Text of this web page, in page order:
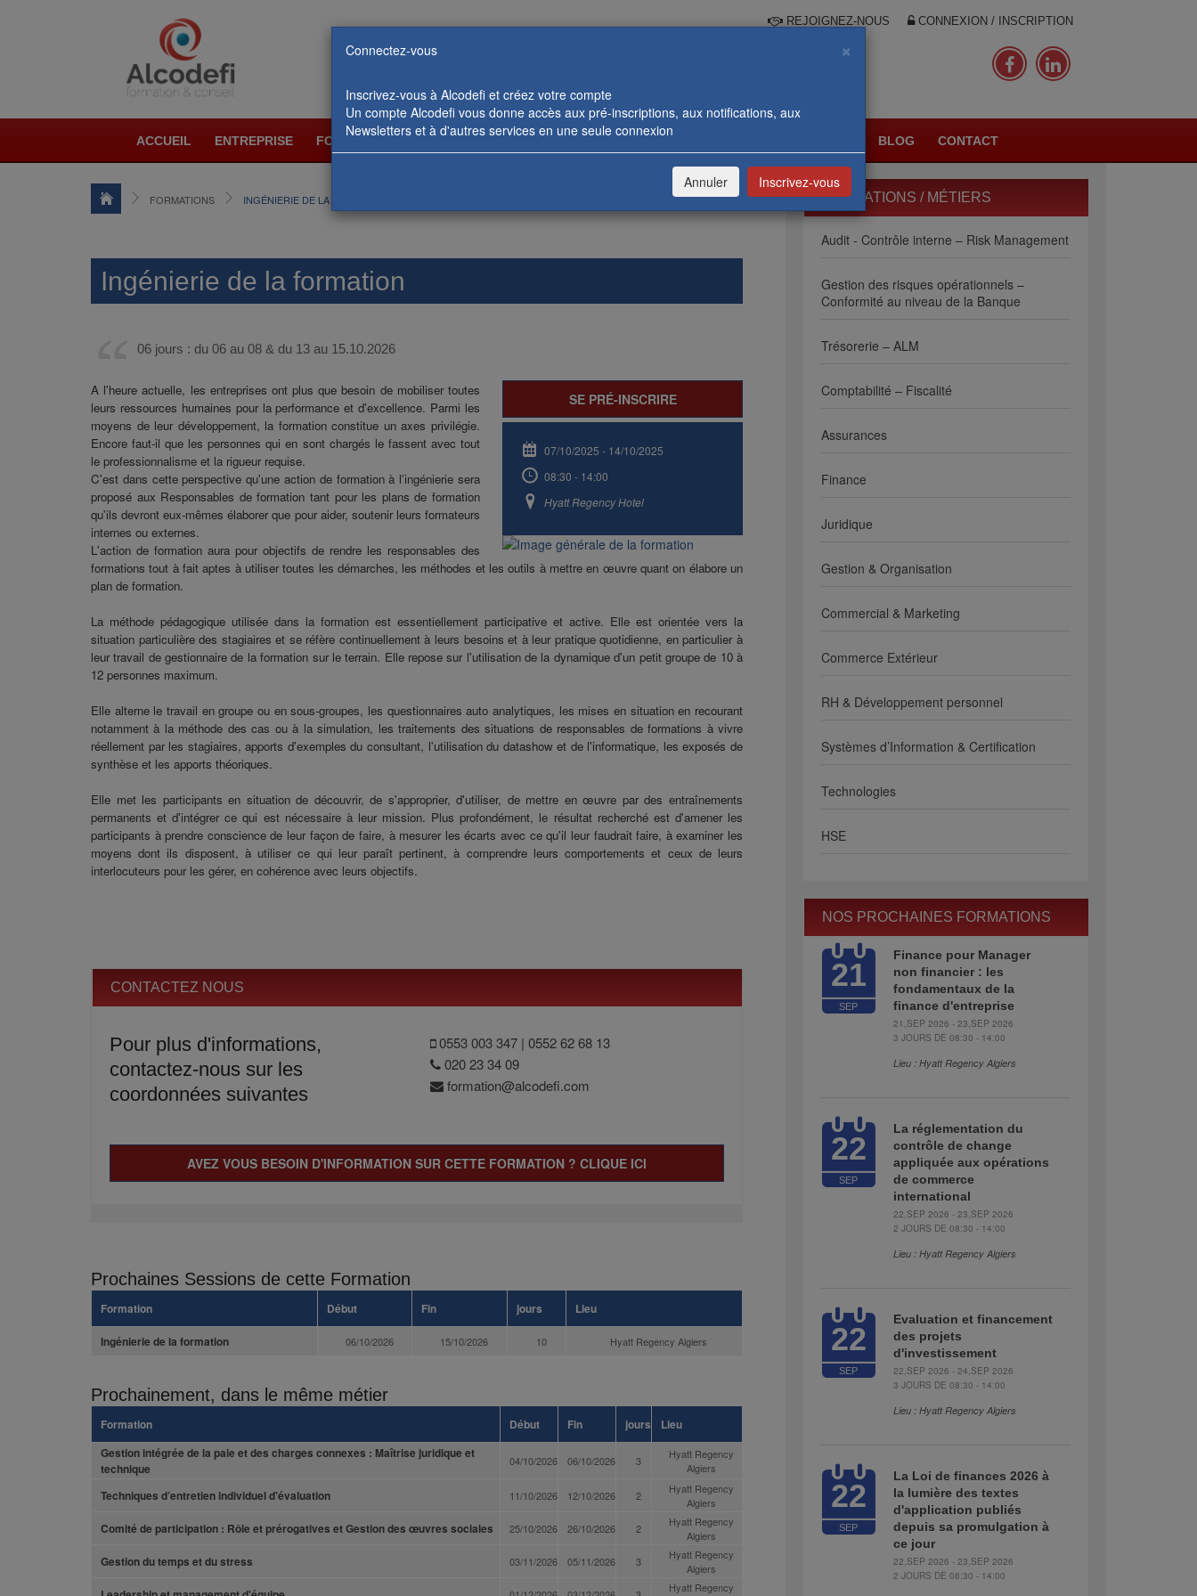
Connectez-vous ×
Inscrivez-vous à Alcodefi et créez votre compte
Un compte Alcodefi vous donne accès aux pré-inscriptions, aux notifications, aux
Newsletters et à d'autres services en une seule connexion
Annuler Inscrivez-vous
REJOIGNEZ-NOUS CONNEXION / INSCRIPTION
ACCUEIL ENTREPRISE FORMATIONS BANCAIRES BLOG CONTACT
FORMATIONS INGÉNIERIE DE LA FORMATION
Ingénierie de la formation
06 jours : du 06 au 08 & du 13 au 15.10.2026
SE PRÉ-INSCRIRE
07/10/2025 - 14/10/2025
08:30 - 14:00
Hyatt Regency Hotel
A l'heure actuelle, les entreprises ont plus que besoin de mobiliser toutes
leurs ressources humaines pour la performance et d'excellence. Parmi les
moyens de leur développement, la formation constitue un axes privilégie.
Encore faut-il que les personnes qui en sont chargés le fassent avec tout
le professionnalisme et la rigueur requise.
C'est dans cette perspective qu'une action de formation à l'ingénierie sera
proposé aux Responsables de formation tant pour les plans de formation
qu'ils devront eux-mêmes élaborer que pour aider, soutenir leurs formateurs
internes ou externes.
L'action de formation aura pour objectifs de rendre les responsables des
formations tout à fait aptes à utiliser toutes les démarches, les méthodes et les outils à mettre en œuvre quant on élabore un
plan de formation.
La méthode pédagogique utilisée dans la formation est essentiellement participative et active. Elle est orientée vers la
situation particulière des stagiaires et se réfère continuellement à leurs besoins et à leur pratique quotidienne, en particulier à
leur travail de gestionnaire de la formation sur le terrain. Elle repose sur l'utilisation de la dynamique d'un petit groupe de 10 à
12 personnes maximum.
Elle alterne le travail en groupe ou en sous-groupes, les questionnaires auto analytiques, les mises en situation en recourant
notamment à la méthode des cas ou à la simulation, les traitements des situations de responsables de formations à vivre
réellement par les stagiaires, apports d'exemples du consultant, l'utilisation du datashow et de l'informatique, les exposés de
synthèse et les apports théoriques.
Elle met les participants en situation de découvrir, de s'approprier, d'utiliser, de mettre en œuvre par des entraînements
permanents et d'intégrer ce qui est nécessaire à leur mission. Plus profondément, le résultat recherché est d'amener les
participants à prendre conscience de leur façon de faire, à mesurer les écarts avec ce qu'il leur faudrait faire, à examiner les
moyens dont ils disposent, à utiliser ce qui leur paraît pertinent, à comprendre leurs comportements et ceux de leurs
interlocuteurs pour les gérer, en cohérence avec leurs objectifs.
CONTACTEZ NOUS
Pour plus d'informations,
contactez-nous sur les
coordonnées suivantes
0553 003 347 | 0552 62 68 13
020 23 34 09
formation@alcodefi.com
AVEZ VOUS BESOIN D'INFORMATION SUR CETTE FORMATION ? CLIQUE ICI
Prochaines Sessions de cette Formation
Formation Début Fin jours Lieu
Ingénierie de la formation 06/10/2026 15/10/2026 10 Hyatt Regency Algiers
Prochainement, dans le même métier
Formation Début Fin jours
Lieu
Gestion intégrée de la paie et des charges connexes : Maîtrise juridique et
technique
04/10/2026 06/10/2026 3
Hyatt Regency
Algiers
Techniques d’entretien individuel d'évaluation 11/10/2026 12/10/2026 2
Hyatt Regency
Algiers
Comité de participation : Rôle et prérogatives et Gestion des œuvres sociales 25/10/2026 26/10/2026 2
Hyatt Regency
Algiers
Gestion du temps et du stress 03/11/2026 05/11/2026 3
Hyatt Regency
Algiers
Hyatt Regency
FORMATIONS / MÉTIERS
Audit - Contrôle interne – Risk Management
Gestion des risques opérationnels –
Conformité au niveau de la Banque
Trésorerie – ALM
Comptabilité – Fiscalité
Assurances
Finance
Juridique
Gestion & Organisation
Commercial & Marketing
Commerce Extérieur
RH & Développement personnel
Systèmes d’Information & Certification
Technologies
HSE
NOS PROCHAINES FORMATIONS
21
SEP
Finance pour Manager
non financier : les
fondamentaux de la
finance d'entreprise
21,SEP 2026 - 23,SEP 2026
3 JOURS DE 08:30 - 14:00
Lieu : Hyatt Regency Algiers
22
SEP
La réglementation du
contrôle de change
appliquée aux opérations
de commerce
international
22,SEP 2026 - 23,SEP 2026
2 JOURS DE 08:30 - 14:00
Lieu : Hyatt Regency Algiers
22
SEP
Evaluation et financement
des projets
d'investissement
22,SEP 2026 - 24,SEP 2026
3 JOURS DE 08:30 - 14:00
Lieu : Hyatt Regency Algiers
22
SEP
La Loi de finances 2026 à
la lumière des textes
d'application publiés
depuis sa promulgation à
ce jour
22,SEP 2026 - 23,SEP 2026
2 JOURS DE 08:30 - 14:00